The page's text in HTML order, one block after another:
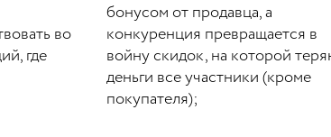
во
где
бонусом от продавца, а
конкуренция превращается в
войну скидок, на которой
деньги все участники (кроме
покупателя);